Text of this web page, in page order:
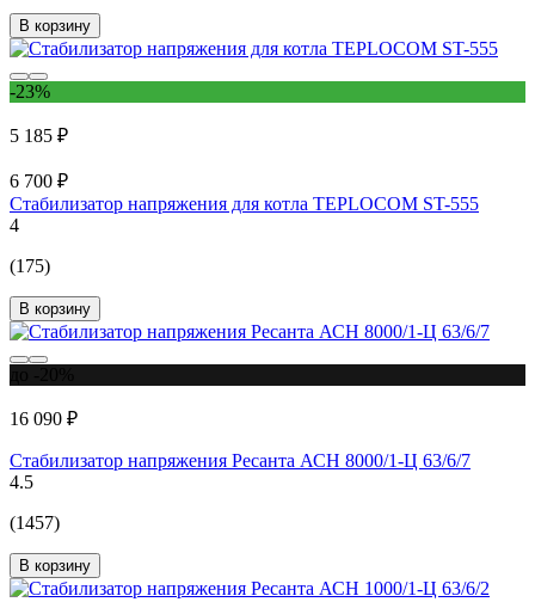
В корзину
-23%
5 185 ₽
6 700 ₽
Стабилизатор напряжения для котла TEPLOCOM ST-555
4
(175)
В корзину
16 090 ₽
Стабилизатор напряжения Ресанта АСН 8000/1-Ц 63/6/7
4.5
(1457)
В корзину